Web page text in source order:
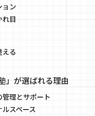
ョン
目
る
」が選ばれる理由
理とサポート
スペース